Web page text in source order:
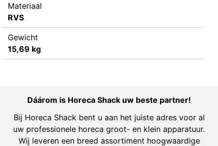
Materiaal
RVS
Gewicht
15,69 kg
Dáárom is Horeca Shack uw beste partner!
Bij Horeca Shack bent u aan het juiste adres voor al
uw professionele horeca groot- en klein apparatuur.
Wij leveren een breed assortiment hoogwaardige